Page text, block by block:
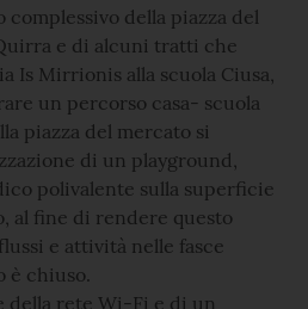
della piazza del
e di alcuni tratti che
Is Mirrionis alla scuola Ciusa,
un percorso casa- scuola
piazza del mercato si
di un playground,
polivalente sulla superficie
al fine di rendere questo
e attività nelle fasce
è chiuso.
della rete Wi-Fi e di un